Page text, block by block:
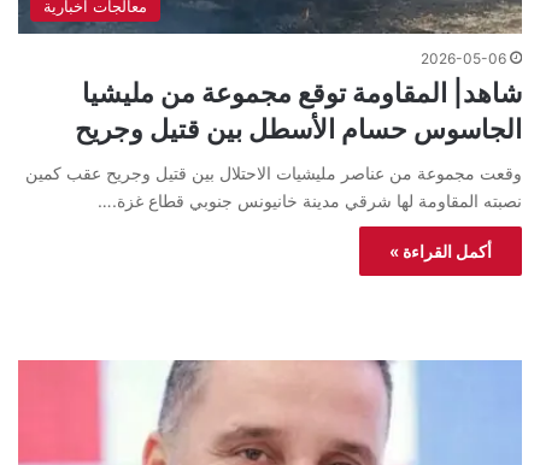
معالجات اخبارية
2026-05-06
شاهد| المقاومة توقع مجموعة من مليشيا
الجاسوس حسام الأسطل بين قتيل وجريح
وقعت مجموعة من عناصر مليشيات الاحتلال بين قتيل وجريح عقب كمين
نصبته المقاومة لها شرقي مدينة خانيونس جنوبي قطاع غزة.…
أكمل القراءة »